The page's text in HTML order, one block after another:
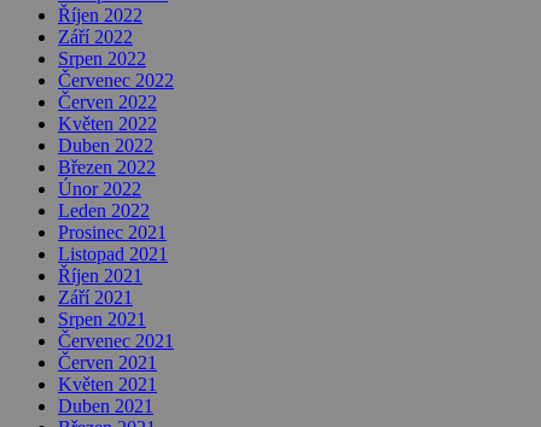
Říjen 2022
Září 2022
Srpen 2022
Červenec 2022
Červen 2022
Květen 2022
Duben 2022
Březen 2022
Únor 2022
Leden 2022
Prosinec 2021
Listopad 2021
Říjen 2021
Září 2021
Srpen 2021
Červenec 2021
Červen 2021
Květen 2021
Duben 2021